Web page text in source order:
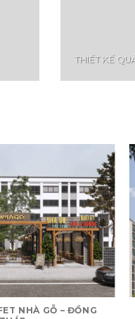
THIẾT KẾ
NHÀ GỖ – ĐỒNG